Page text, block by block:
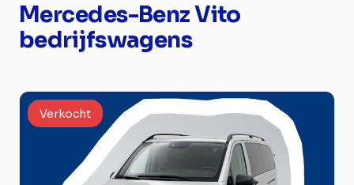
Mercedes-Benz Vito
bedrijfswagens
Verkocht